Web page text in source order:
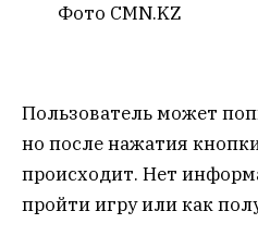
Фото CMN.KZ
Пользователь может
но после нажатия
происходит. Нет
пройти игру или как